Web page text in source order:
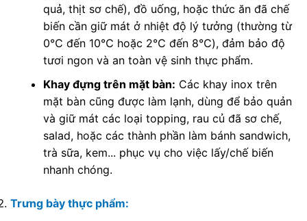
quả, thịt sơ chế), đồ uống, hoặc thức ăn đã chế
biến cần giữ mát ở nhiệt độ lý tưởng (thường từ
0℃ đến 10℃ hoặc 2℃ đến 8℃), đảm bảo độ
tươi ngon và an toàn vệ sinh thực phẩm.
Khay đựng trên mặt bàn: Các khay inox trên
mặt bàn cũng được làm lạnh, dùng để bảo quản
và giữ mát các loại topping, rau củ đã sơ chế,
salad, hoặc các thành phần làm bánh sandwich,
trà sữa, kem... phục vụ cho việc lấy/chế biến
nhanh chóng.
Trưng bày thực phẩm: